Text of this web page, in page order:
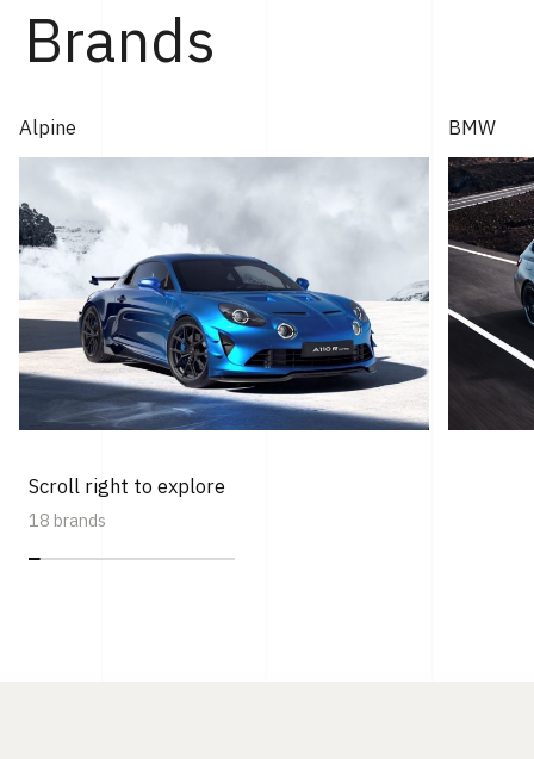
Brands
Alpine BMW
Scroll right to explore
18 brands